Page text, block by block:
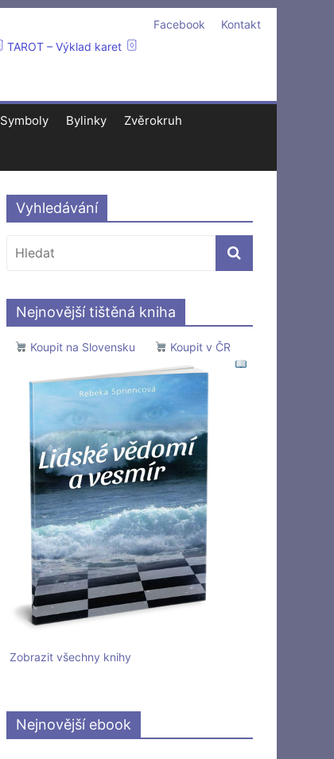
Kontakt
Facebook
TAROT – Výklad karet
Symboly Bylinky Zvěrokruh
Vyhledávání
Nejnovější tištěná kniha
Koupit na Slovensku Koupit v ČR
Zobrazit všechny knihy
Nejnovější ebook